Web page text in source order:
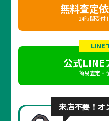
無料査定
24時間受付
LINE
公式LINE
簡易査定・
来店不要！オ